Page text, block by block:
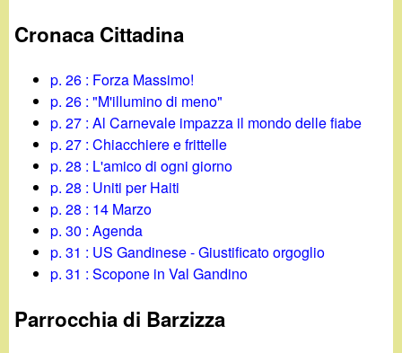
Cronaca Cittadina
p. 26 : Forza Massimo!
p. 26 : "M'illumino di meno"
p. 27 : Al Carnevale impazza il mondo delle fiabe
p. 27 : Chiacchiere e frittelle
p. 28 : L'amico di ogni giorno
p. 28 : Uniti per Haiti
p. 28 : 14 Marzo
p. 30 : Agenda
p. 31 : US Gandinese - Giustificato orgoglio
p. 31 : Scopone in Val Gandino
Parrocchia di Barzizza